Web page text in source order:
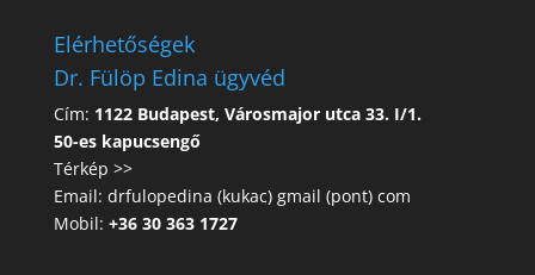
Elérhetőségek
Dr. Fülöp Edina ügyvéd
Cím: 1122 Budapest, Városmajor utca 33. I/1.
50-es kapucsengő
Térkép >>
Email: drfulopedina (kukac) gmail (pont) com
Mobil: +36 30 363 1727